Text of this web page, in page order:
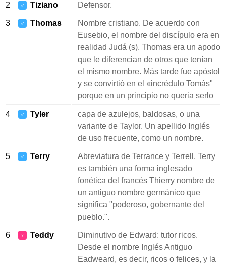
2 ♂ Tiziano Defensor.
3 ♂ Thomas
Nombre cristiano. De acuerdo con
Eusebio, el nombre del discípulo era en
realidad Judá (s). Thomas era un apodo
que le diferencian de otros que tenían
el mismo nombre. Más tarde fue apóstol
y se convirtió en el «incrédulo Tomás"
porque en un principio no queria serlo
4 ♂ Tyler
capa de azulejos, baldosas, o una
variante de Taylor. Un apellido Inglés
de uso frecuente, como un nombre.
5 ♂ Terry
Abreviatura de Terrance y Terrell. Terry
es también una forma inglesado
fonética del francés Thierry nombre de
un antiguo nombre germánico que
significa "poderoso, gobernante del
pueblo.".
6 ♀ Teddy
Diminutivo de Edward: tutor ricos.
Desde el nombre Inglés Antiguo
Eadweard, es decir, ricos o felices, y la